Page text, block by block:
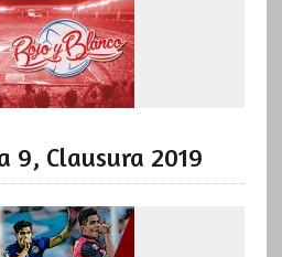
9, Clausura 2019